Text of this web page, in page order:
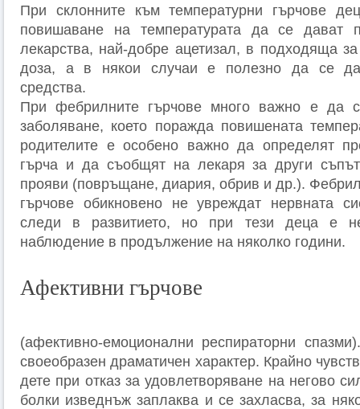
При склонните към температурни гърчове
повишаване на температурата да се дават
лекарства, най-добре ацетизал, в подходяща за
доза, а в някои случаи е полезно да се
средства.
При фебрилните гърчове много важно е да
заболяване, което поражда повишената
родителите е особено важно да определят
гърча и да съобщят на лекаря за други
прояви (повръщане, диария, обрив и др.).
гърчове обикновено не увреждат нервната
следи в развитието, но при тези деца е
наблюдение в продължение на няколко години.
Афективни гърчове
(афективно-емоционални респираторни
своеобразен драматичен характер. Крайно
дете при отказ за удовлетворяване на негово
болки изведнъж заплаква и се захласва, за